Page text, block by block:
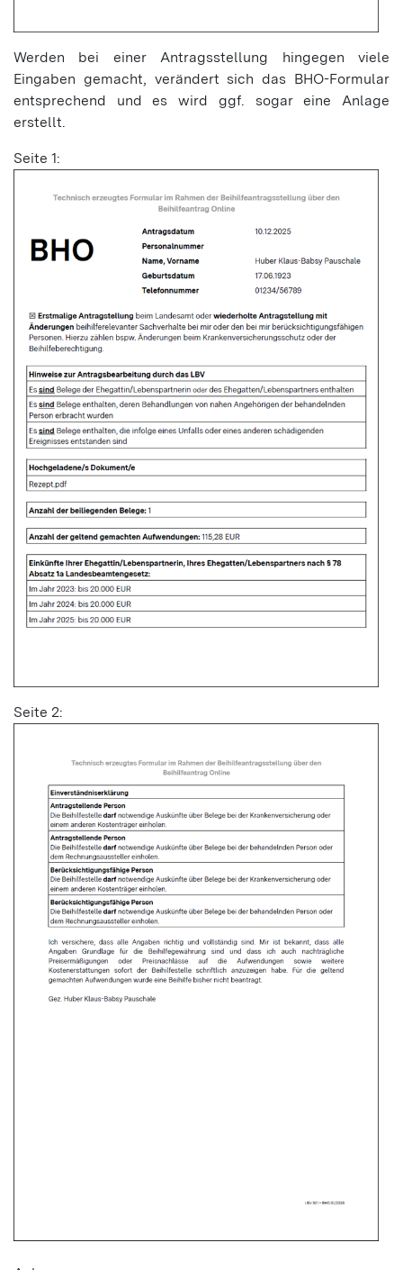
Werden bei einer Antragsstellung hingegen viele
Eingaben gemacht, verändert sich das BHO-Formular
entsprechend und es wird ggf. sogar eine Anlage
erstellt.
Seite 1:
Seite 2: